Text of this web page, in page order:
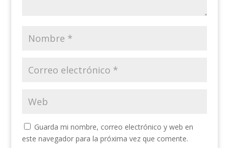
Guarda mi nombre, correo electrónico y web en
este navegador para la próxima vez que comente.